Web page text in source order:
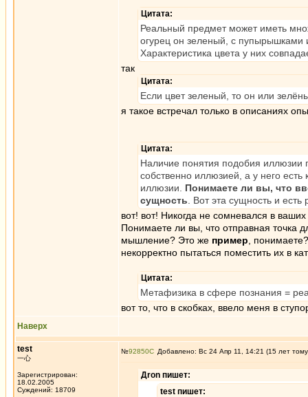
Цитата:
Реальный предмет может иметь
огурец он зеленый, с пупырышками
Характеристика цвета у них
так
Цитата:
Если цвет зеленый, то он или
я такое встречал только в описаниях
Цитата:
Наличие понятия подобия иллюзии
собственно иллюзией, а у него есть
иллюзии. Понимаете ли вы, что
сущность . Вот эта сущность и
вот! вот! Никогда не сомневался в
Понимаете ли вы, что отправная точка
мышление? Это же пример ,
некорректно пытаться поместить их в
Цитата:
Метафизика в сфере познания =
вот то, что в скобках, ввело меня в
Наверх
test
一心
Зарегистрирован:
18.02.2005
Суждений: 18709
№92850 Добавлено: Вс 24 Апр 11, 14:21 (15 лет
Дron пишет:
test пишет: